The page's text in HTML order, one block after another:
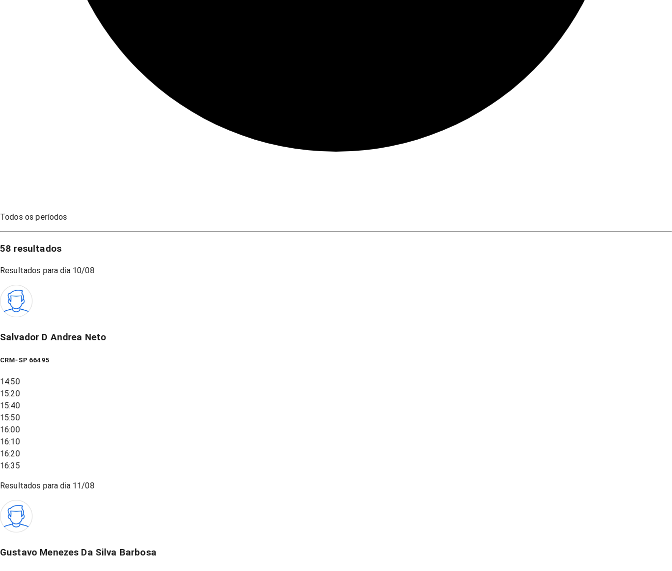
Todos os períodos
58 resultados
Resultados para dia 10/08
Salvador D Andrea Neto
CRM-SP 66495
14:50
15:20
15:40
15:50
16:00
16:10
16:20
16:35
Resultados para dia 11/08
Gustavo Menezes Da Silva Barbosa